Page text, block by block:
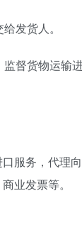
发货人。
督货物运输
服务，代理
业发票等。